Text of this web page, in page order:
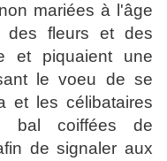
mariées à l'âge
des fleurs et des
et piquaient une
le voeu de se
et les célibataires
bal coiffées de
de signaler aux